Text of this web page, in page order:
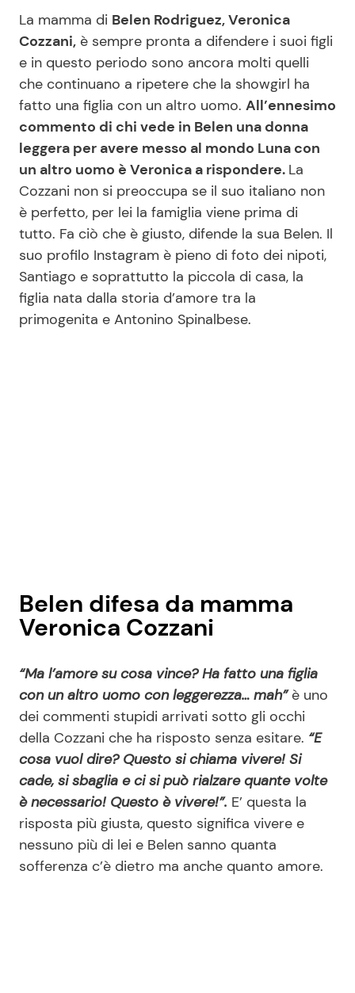
Moda e Style
Mondo Mamma
News benessere
Salute
Viaggi e Turismo
Festività
Dolci
Le Ricette in TV
Primi Piatti
Ricette Facili e Veloci
Ricette Feste
Ricette per Bambini
Privacy Policy
La mamma di Belen Rodriguez, Veronica
Cozzani, è sempre pronta a difendere i suoi figli
e in questo periodo sono ancora molti quelli
che continuano a ripetere che la showgirl ha
fatto una figlia con un altro uomo. All’ennesimo
commento di chi vede in Belen una donna
leggera per avere messo al mondo Luna con
un altro uomo è Veronica a rispondere. La
Cozzani non si preoccupa se il suo italiano non
è perfetto, per lei la famiglia viene prima di
tutto. Fa ciò che è giusto, difende la sua Belen. Il
suo profilo Instagram è pieno di foto dei nipoti,
Santiago e soprattutto la piccola di casa, la
figlia nata dalla storia d’amore tra la
primogenita e Antonino Spinalbese.
Belen difesa da mamma
Veronica Cozzani
“Ma l’amore su cosa vince? Ha fatto una figlia
con un altro uomo con leggerezza… mah”è uno
dei commenti stupidi arrivati sotto gli occhi
della Cozzani che ha risposto senza esitare. “E
cosa vuol dire? Questo si chiama vivere! Si
cade, si sbaglia e ci si può rialzare quante volte
è necessario! Questo è vivere!”. E’ questa la
risposta più giusta, questo significa vivere e
nessuno più di lei e Belen sanno quanta
sofferenza c’è dietro ma anche quanto amore.